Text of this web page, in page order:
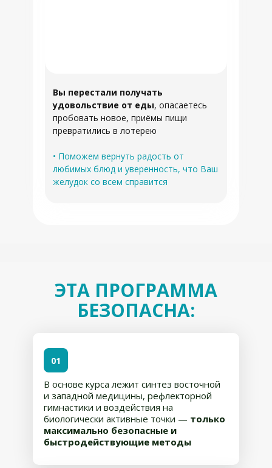
Вы перестали получать
удовольствие от еды, опасаетесь
пробовать новое, приёмы пищи
превратились в лотерею
• Поможем вернуть радость от
любимых блюд и уверенность, что Ваш
желудок со всем справится
ЭТА ПРОГРАММА
БЕЗОПАСНА:
В основе курса лежит синтез восточной
и западной медицины, рефлекторной
гимнастики и воздействия на
биологически активные точки — только
максимально безопасные и
быстродействующие методы
01